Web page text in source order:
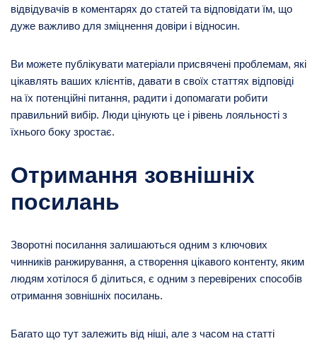
відвідувачів в коментарях до статей та відповідати їм, що
дуже важливо для зміцнення довіри і відносин.
Ви можете публікувати матеріали присвячені проблемам, які
цікавлять ваших клієнтів, давати в своїх статтях відповіді
на їх потенційні питання, радити і допомагати робити
правильний вибір. Люди цінують це і рівень лояльності з
їхнього боку зростає.
Отримання зовнішніх
посилань
Зворотні посилання залишаються одним з ключових
чинників ранжирування, а створення цікавого контенту, яким
людям хотілося б ділиться, є одним з перевірених способів
отримання зовнішніх посилань.
Багато що тут залежить від ніші, але з часом на статті